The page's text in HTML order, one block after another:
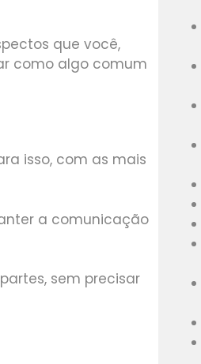
que você,
como algo comum
isso, com as mais
a comunicação
sem precisar